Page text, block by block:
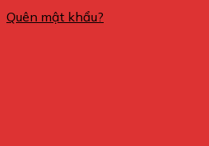
Quên mật khẩu?